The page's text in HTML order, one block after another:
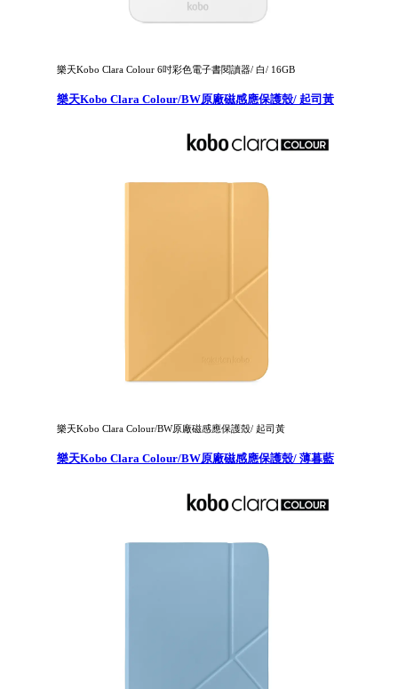
樂天Kobo Clara Colour 6吋彩色電子書閱讀器/ 白/ 16GB
樂天Kobo Clara Colour/BW原廠磁感應保護殼/ 起司黃
樂天Kobo Clara Colour/BW原廠磁感應保護殼/ 起司黃
樂天Kobo Clara Colour/BW原廠磁感應保護殼/ 薄暮藍